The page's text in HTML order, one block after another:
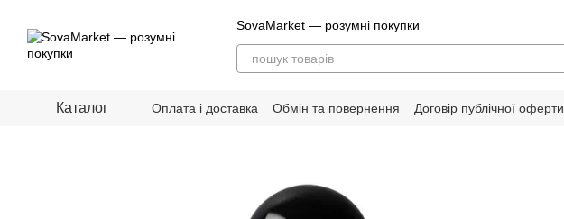
SovaMarket — розумні покупки
Каталог Оплата і доставка Обмін та повернення Договір публічної оферти